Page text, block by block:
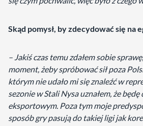
Skąd pomysł, by zdecydować się na
– Jakiś czas temu zdałem sobie
moment, żeby spróbować sił poza
którym nie udało mi się znaleźć w
sezonie w Stali Nysa uznałem, że
eksportowym. Poza tym moje
sposób gry pasują do takiej ligi jak